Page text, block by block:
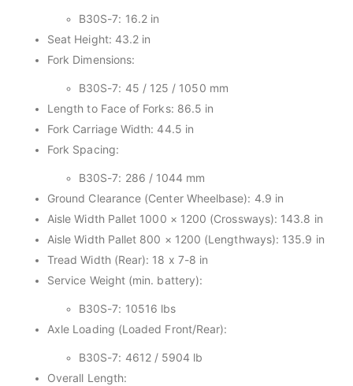
B30S-7: 16.2 in
Seat Height: 43.2 in
Fork Dimensions:
B30S-7: 45 / 125 / 1050 mm
Length to Face of Forks: 86.5 in
Fork Carriage Width: 44.5 in
Fork Spacing:
B30S-7: 286 / 1044 mm
Ground Clearance (Center Wheelbase): 4.9 in
Aisle Width Pallet 1000 × 1200 (Crossways): 143.8 in
Aisle Width Pallet 800 × 1200 (Lengthways): 135.9 in
Tread Width (Rear): 18 x 7-8 in
Service Weight (min. battery):
B30S-7: 10516 lbs
Axle Loading (Loaded Front/Rear):
B30S-7: 4612 / 5904 lb
Overall Length: